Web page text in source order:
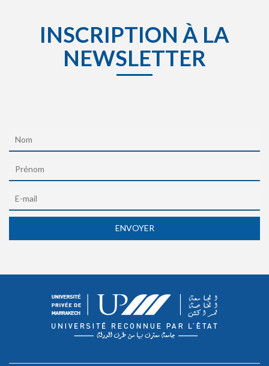
INSCRIPTION À LA
NEWSLETTER